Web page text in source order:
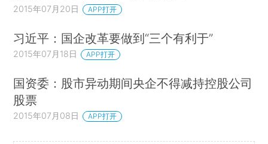
2015年07月20日 APP打开
习近平：国企改革要做到“三个有利于”
2015年07月18日 APP打开
国资委：股市异动期间央企不得减持控股公司
股票
2015年07月08日 APP打开